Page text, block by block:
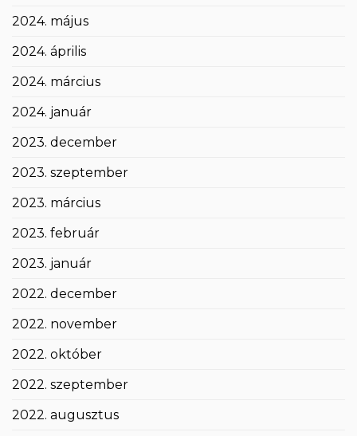
2024. május
2024. április
2024. március
2024. január
2023. december
2023. szeptember
2023. március
2023. február
2023. január
2022. december
2022. november
2022. október
2022. szeptember
2022. augusztus